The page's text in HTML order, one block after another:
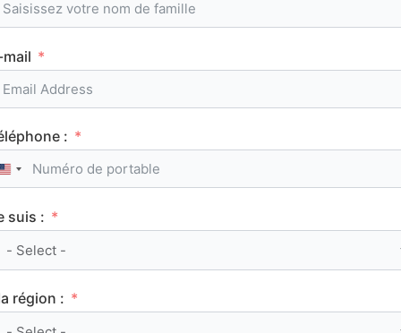
Le classement des meilleurs Sciences Po (IEP)
:
United States +1
suis :
région :